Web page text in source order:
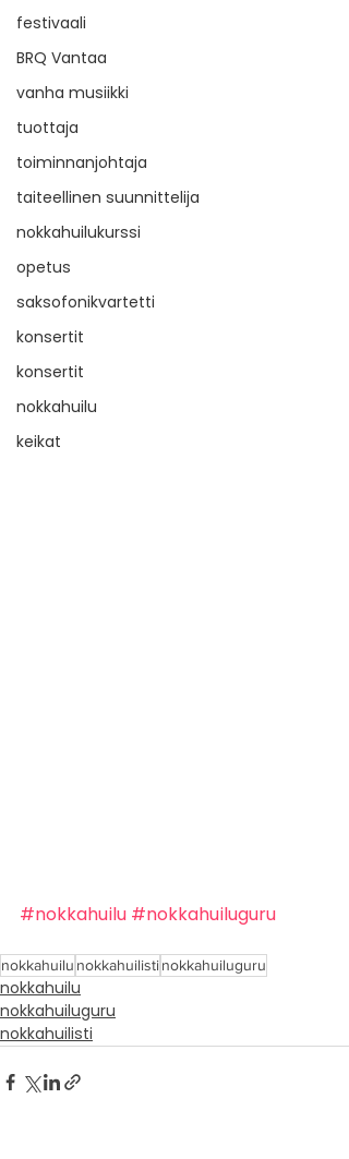
festivaali
BRQ Vantaa
vanha musiikki
tuottaja
toiminnanjohtaja
taiteellinen suunnittelija
nokkahuilukurssi
opetus
saksofonikvartetti
konsertit
konsertit
nokkahuilu
keikat
#nokkahuilu #nokkahuiluguru
nokkahuilu nokkahuilistinokkahuiluguru
nokkahuilu
nokkahuiluguru
nokkahuilisti